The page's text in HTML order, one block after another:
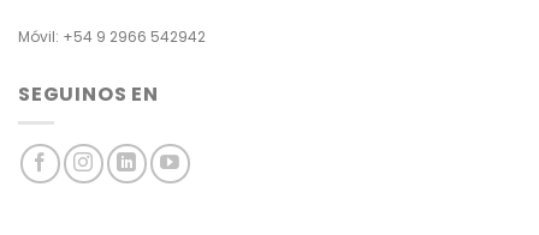
Móvil: +54 9 2966 542942
SEGUINOS EN